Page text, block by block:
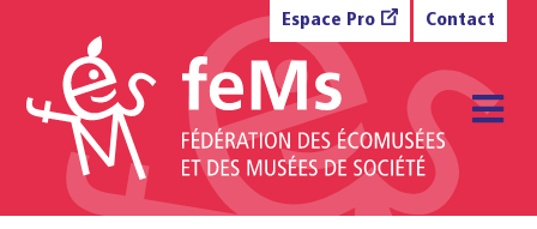
Espace Pro Contact